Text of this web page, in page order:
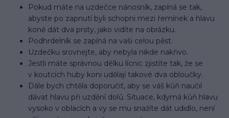
Pokud máte na uzdečce nánosník, zapíná se tak,
abyste po zapnutí byli schopni mezi řemínek a hlavu
koně dát dva prsty, jako vidíte na obrázku.
Podhrdelník se zapíná na vaši celou pěst.
Uzdečku srovnejte, aby nebyla nikde nakřivo.
Jestli máte správnou délku lícnic zjistíte tak, že se
v koutcích huby koni udělají takové dva obloučky.
Dále bych chtěla doporučit, aby se váš kůň naučil
dávat hlavu při uzdění dolů. Situace, kdymá kůň hlavu
vysoko v oblacích a vy se mu snažíte dát udidlo, není